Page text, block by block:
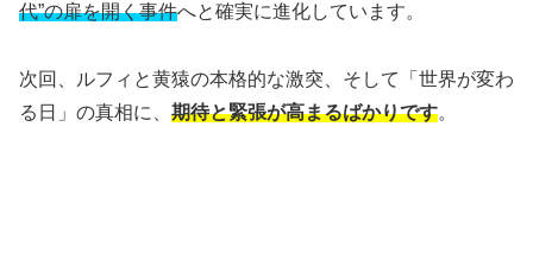
代”の扉を開く事件へと確実に進化しています。
次回、ルフィと黄猿の本格的な激突、そして「世界が変わ
る日」の真相に、 期待と緊張が高まるばかりです。